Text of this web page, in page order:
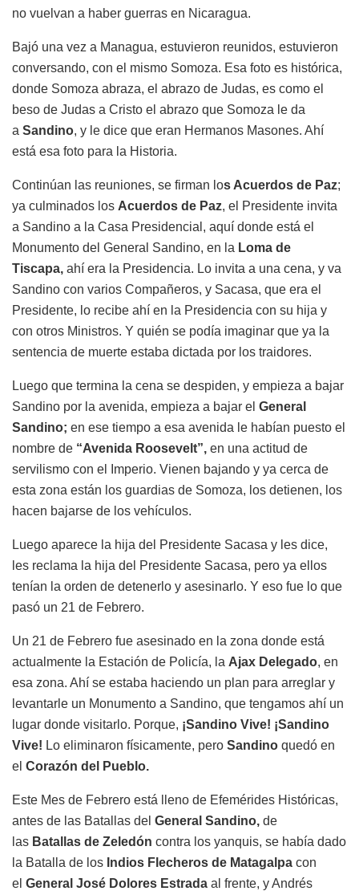
no vuelvan a haber guerras en Nicaragua.
Bajó una vez a Managua, estuvieron reunidos, estuvieron
conversando, con el mismo Somoza. Esa foto es histórica,
donde Somoza abraza, el abrazo de Judas, es como el
beso de Judas a Cristo el abrazo que Somoza le da
a Sandino, y le dice que eran Hermanos Masones. Ahí
está esa foto para la Historia.
Continúan las reuniones, se firman los Acuerdos de Paz;
ya culminados los Acuerdos de Paz, el Presidente invita
a Sandino a la Casa Presidencial, aquí donde está el
Monumento del General Sandino, en la Loma de
Tiscapa, ahí era la Presidencia. Lo invita a una cena, y va
Sandino con varios Compañeros, y Sacasa, que era el
Presidente, lo recibe ahí en la Presidencia con su hija y
con otros Ministros. Y quién se podía imaginar que ya la
sentencia de muerte estaba dictada por los traidores.
Luego que termina la cena se despiden, y empieza a bajar
Sandino por la avenida, empieza a bajar el General
Sandino; en ese tiempo a esa avenida le habían puesto el
nombre de “Avenida Roosevelt”, en una actitud de
servilismo con el Imperio. Vienen bajando y ya cerca de
esta zona están los guardias de Somoza, los detienen, los
hacen bajarse de los vehículos.
Luego aparece la hija del Presidente Sacasa y les dice,
les reclama la hija del Presidente Sacasa, pero ya ellos
tenían la orden de detenerlo y asesinarlo. Y eso fue lo que
pasó un 21 de Febrero.
Un 21 de Febrero fue asesinado en la zona donde está
actualmente la Estación de Policía, la Ajax Delegado, en
esa zona. Ahí se estaba haciendo un plan para arreglar y
levantarle un Monumento a Sandino, que tengamos ahí un
lugar donde visitarlo. Porque, ¡Sandino Vive! ¡Sandino
Vive! Lo eliminaron físicamente, pero Sandino quedó en
el Corazón del Pueblo.
Este Mes de Febrero está lleno de Efemérides Históricas,
antes de las Batallas del General Sandino, de
las Batallas de Zeledón contra los yanquis, se había dado
la Batalla de los Indios Flecheros de Matagalpa con
el General José Dolores Estrada al frente, y Andrés